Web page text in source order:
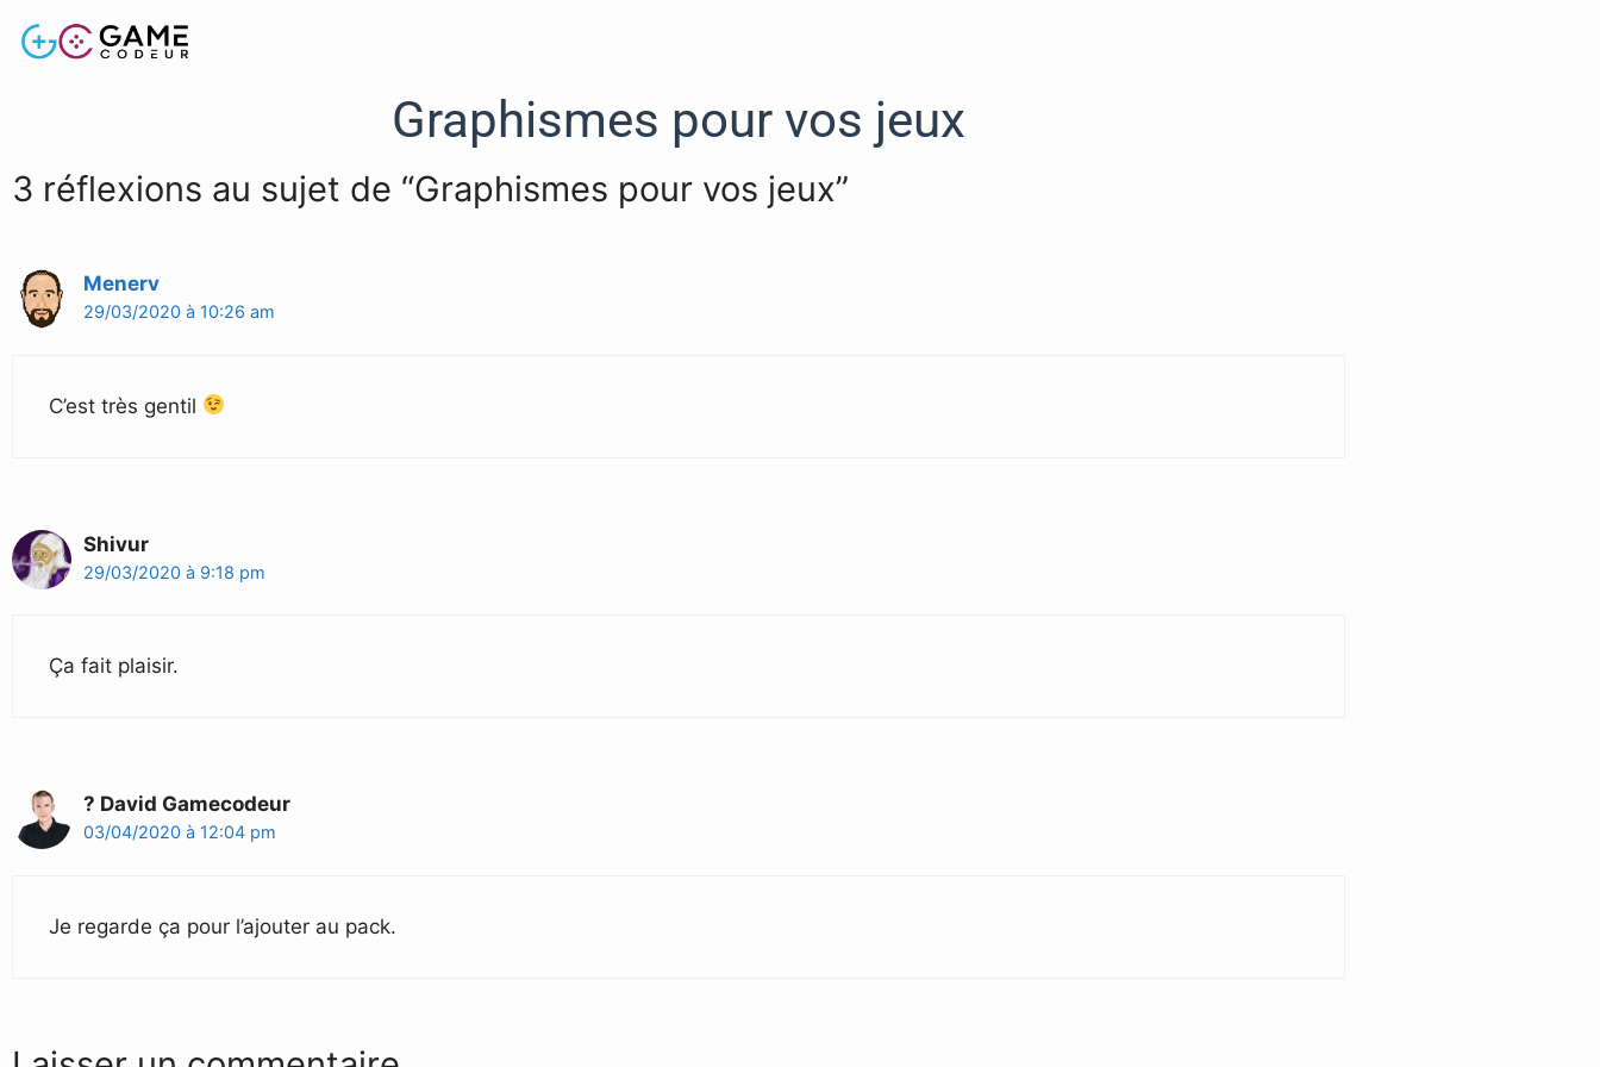
Graphismes pour vos jeux
3 réflexions au sujet de “Graphismes pour vos jeux”
Menerv
29/03/2020 à 10:26 am
C’est très gentil
Shivur
29/03/2020 à 9:18 pm
Ça fait plaisir.
? David Gamecodeur
03/04/2020 à 12:04 pm
Je regarde ça pour l’ajouter au pack.